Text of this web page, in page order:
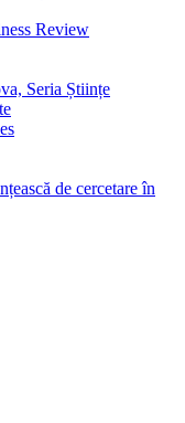
Review
Seria Științe
de cercetare în